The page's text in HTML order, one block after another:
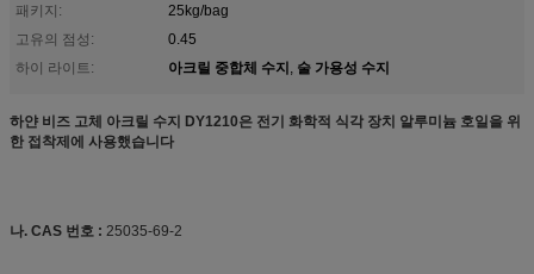
패키지:
25kg/bag
고유의 점성:
0.45
하이 라이트:
아크릴 중합체 수지, 술 가용성 수지
하얀 비즈 고체 아크릴 수지 DY1210은 전기 화학적 식각 장치 알루미늄 호일을 위
한 접착제에 사용했습니다
나. CAS 번호 : 25035-69-2